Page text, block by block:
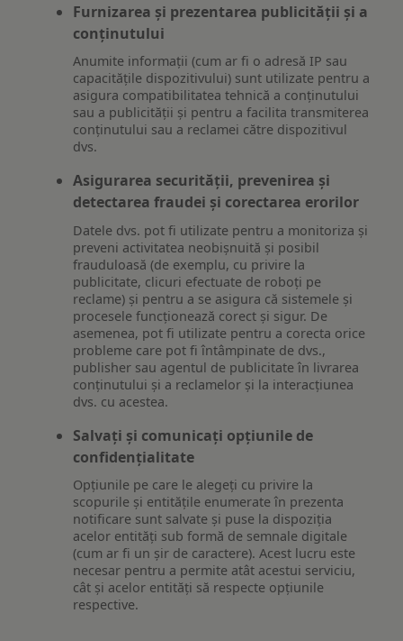
Furnizarea și prezentarea publicității și a
conținutului
Anumite informații (cum ar fi o adresă IP sau
capacitățile dispozitivului) sunt utilizate pentru a
asigura compatibilitatea tehnică a conținutului
sau a publicității și pentru a facilita transmiterea
conținutului sau a reclamei către dispozitivul
dvs.
Asigurarea securității, prevenirea și
detectarea fraudei și corectarea erorilor
Datele dvs. pot fi utilizate pentru a monitoriza și
preveni activitatea neobișnuită și posibil
frauduloasă (de exemplu, cu privire la
publicitate, clicuri efectuate de roboți pe
reclame) și pentru a se asigura că sistemele și
procesele funcționează corect și sigur. De
asemenea, pot fi utilizate pentru a corecta orice
probleme care pot fi întâmpinate de dvs.,
publisher sau agentul de publicitate în livrarea
conținutului și a reclamelor și la interacțiunea
dvs. cu acestea.
Salvați și comunicați opțiunile de
confidențialitate
Opțiunile pe care le alegeți cu privire la
scopurile și entitățile enumerate în prezenta
notificare sunt salvate și puse la dispoziția
acelor entități sub formă de semnale digitale
(cum ar fi un șir de caractere). Acest lucru este
necesar pentru a permite atât acestui serviciu,
cât și acelor entități să respecte opțiunile
respective.